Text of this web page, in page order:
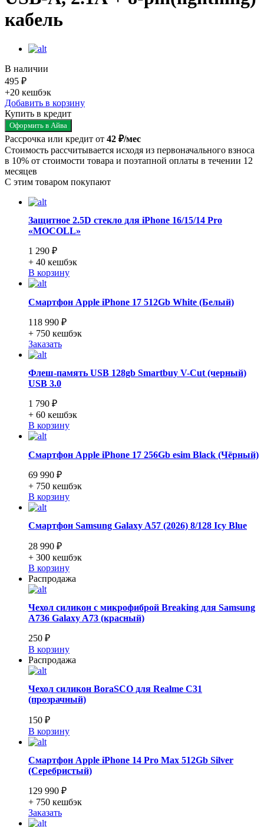
кабель
В наличии
495 ₽
+20 кешбэк
Добавить в корзину
Купить в кредит
Оформить в Айва
Рассрочка или кредит от 42 ₽/мес
Стоимость рассчитывается исходя из первоначального взноса
в 10% от стоимости товара и поэтапной оплаты в течении 12
месяцев
С этим товаром покупают
Защитное 2.5D стекло для iPhone 16/15/14 Pro
«MOCOLL»
1 290 ₽
+ 40 кешбэк
В корзину
Смартфон Apple iPhone 17 512Gb White (Белый)
118 990 ₽
+ 750 кешбэк
Заказать
Флеш-память USB 128gb Smartbuy V-Cut (черный)
USB 3.0
1 790 ₽
+ 60 кешбэк
В корзину
Смартфон Apple iPhone 17 256Gb esim Black (Чёрный)
69 990 ₽
+ 750 кешбэк
В корзину
Смартфон Samsung Galaxy A57 (2026) 8/128 Icy Blue
28 990 ₽
+ 300 кешбэк
В корзину
Распродажа
Чехол силикон с микрофиброй Breaking для Samsung
A736 Galaxy A73 (красный)
250 ₽
В корзину
Распродажа
Чехол силикон BoraSCO для Realme C31
(прозрачный)
150 ₽
В корзину
Смартфон Apple iPhone 14 Pro Max 512Gb Silver
(Серебристый)
129 990 ₽
+ 750 кешбэк
Заказать